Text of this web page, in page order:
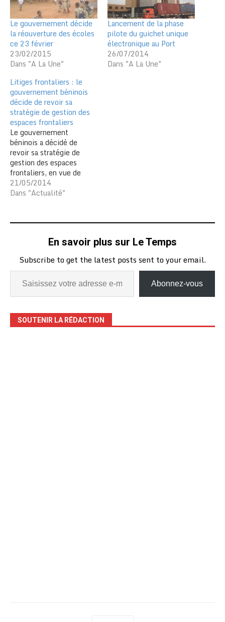
Le gouvernement décide
la réouverture des écoles
ce 23 février
23/02/2015
Dans "A La Une"
Lancement de la phase
pilote du guichet unique
électronique au Port
26/07/2014
Dans "A La Une"
Litiges frontaliers : le
gouvernement béninois
décide de revoir sa
stratégie de gestion des
espaces frontaliers
Le gouvernement
béninois a décidé de
revoir sa stratégie de
gestion des espaces
frontaliers, en vue de
trouver des solutions aux
problèmes de conflits
Nigeria, le Togo et le
appris le lundi 19 mai
Selon cette source…
21/05/2014
Dans "Actualité"
En savoir plus sur Le Temps
Subscribe to get the latest posts sent to your email.
Abonnez-vous
SOUTENIR LA RÉDACTION